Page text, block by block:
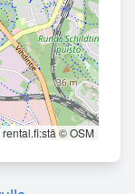
© OSM